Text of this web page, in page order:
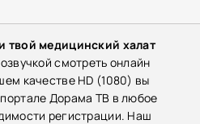
твой медицинский халат
смотреть онлайн
качестве HD (1080) вы
Дорама ТВ в любое
регистрации. Наш